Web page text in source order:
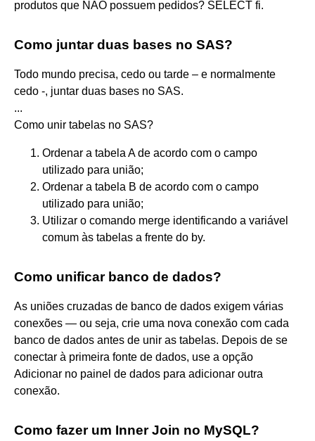
produtos que NÃO possuem pedidos? SELECT fi.
Como juntar duas bases no SAS?
Todo mundo precisa, cedo ou tarde – e normalmente
cedo -, juntar duas bases no SAS.
...
Como unir tabelas no SAS?
Ordenar a tabela A de acordo com o campo
utilizado para união;
Ordenar a tabela B de acordo com o campo
utilizado para união;
Utilizar o comando merge identificando a variável
comum às tabelas a frente do by.
Como unificar banco de dados?
As uniões cruzadas de banco de dados exigem várias
conexões — ou seja, crie uma nova conexão com cada
banco de dados antes de unir as tabelas. Depois de se
conectar à primeira fonte de dados, use a opção
Adicionar no painel de dados para adicionar outra
conexão.
Como fazer um Inner Join no MySQL?